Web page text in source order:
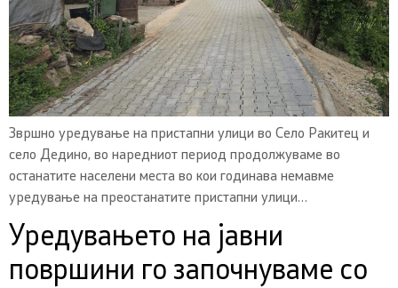
Звршно уредување на пристапни улици во Село Ракитец и
село Дедино, во наредниот период продолжуваме во
останатите населени места во кои годинава немавме
уредување на преостанатите пристапни улици…
Уредувањето на јавни
површини го започнуваме со